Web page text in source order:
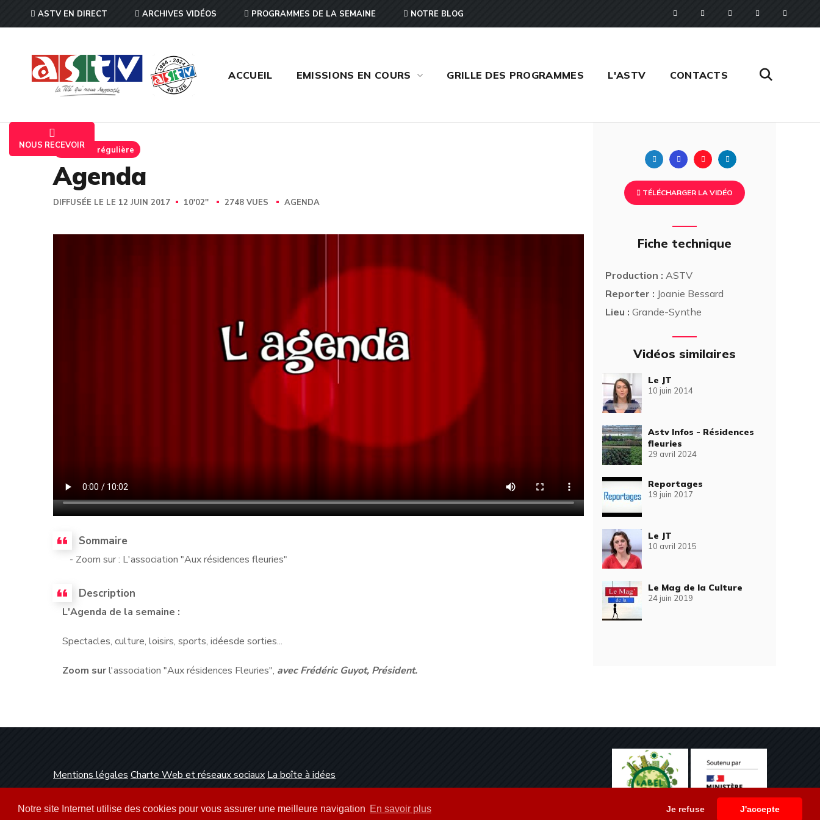
Notre site Internet utilise des cookies pour vous assurer une meilleure navigation En savoir plus Je refuse J'accepte
ASTV EN DIRECT ARCHIVES VIDÉOS PROGRAMMES DE LA SEMAINE NOTRE BLOG
ACCUEIL EMISSIONS EN COURS GRILLE DES PROGRAMMES L'ASTV CONTACTS
NOUS RECEVOIREmission régulière
Agenda
DIFFUSÉE LE LE 12 JUIN 2017 10'02'' 2748 VUES AGENDA
Sommaire
- Zoom sur : L'association "Aux résidences fleuries"
Description
L'Agenda de la semaine :
Spectacles, culture, loisirs, sports, idéesde sorties...
Zoom surl'association "Aux résidences Fleuries", avec Frédéric Guyot, Président.
Twitter FacebookPinterest
TÉLÉCHARGER LA VIDÉO
Fiche technique
Production : ASTV
Reporter : Joanie Bessard
Lieu : Grande-Synthe
Vidéos similaires
Le JT
10 juin 2014
Astv Infos - Résidences
fleuries
29 avril 2024
Reportages
19 juin 2017
Le JT
10 avril 2015
Le Mag de la Culture
24 juin 2019
Mentions légales Charte Web et réseaux sociaux La boîte à idées